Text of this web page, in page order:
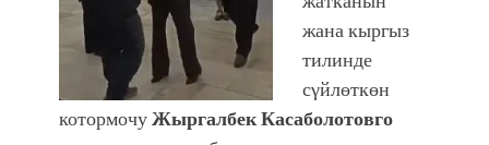
жана кыргыз
тилинде
сγйлөткөн
котормочуЖыргалбек Касаболотовго